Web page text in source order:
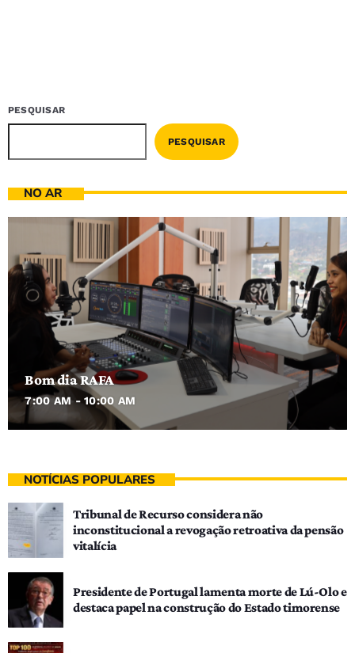
PESQUISAR
PESQUISAR
NO AR
Bom dia RAFA
7:00 AM - 10:00 AM
NOTÍCIAS POPULARES
Tribunal de Recurso considera não
inconstitucional a revogação retroativa da pensão
vitalícia
Presidente de Portugal lamenta morte de Lú-Olo e
destaca papel na construção do Estado timorense